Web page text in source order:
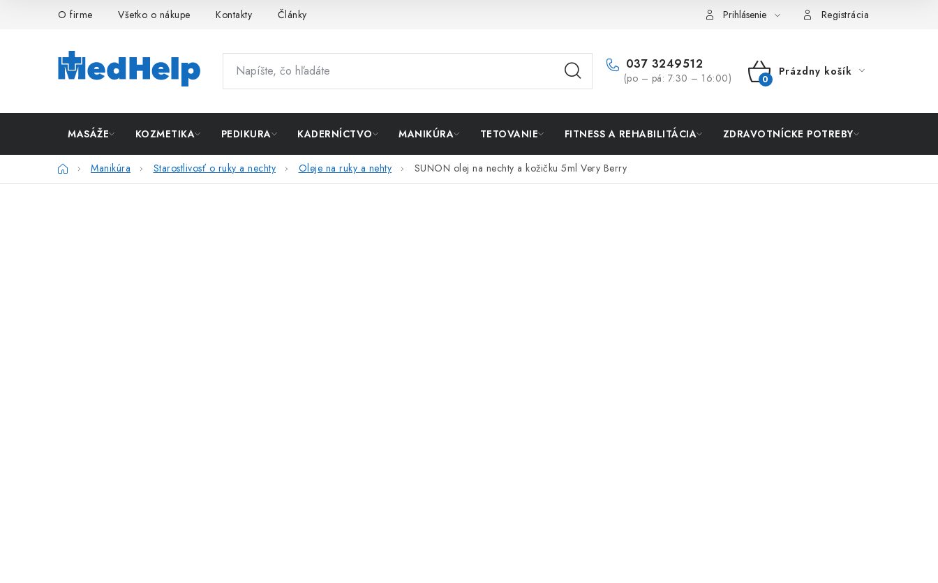
O firme Všetko o nákupe Kontakty Články Prihlásenie Registrácia
037 3249512
(po – pá: 7:30 – 16:00)
NÁKUPNÝ
Prázdny košík
MASÁŽE KOZMETIKA PEDIKURA KADERNÍCTVO MANIKÚRA TETOVANIE FITNESS A REHABILITÁCIA ZDRAVOTNÍCKE POTREBY
DomovManikúra Starostlivosť o ruky a nechty Oleje na ruky a nehty SUNON olej na nechty a kožičku 5ml Very Berry